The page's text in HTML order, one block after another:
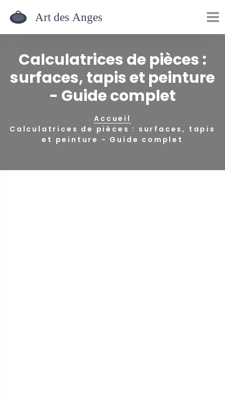
Calculatrices de pièces :
surfaces, tapis et peinture
- Guide complet
Accueil
Calculatrices de pièces : surfaces, tapis
et peinture - Guide complet